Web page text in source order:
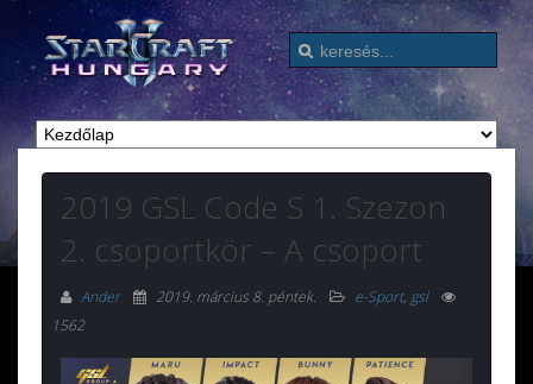
2019 GSL Code S 1. Szezon
2. csoportkör – A csoport
Ander 2019. március 8. péntek. e-Sport, gsl
1562